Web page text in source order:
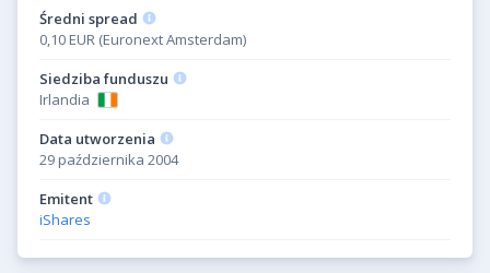
Średni spread
0,10 EUR (Euronext Amsterdam)
Siedziba funduszu
Irlandia
Data utworzenia
29 października 2004
Emitent
iShares